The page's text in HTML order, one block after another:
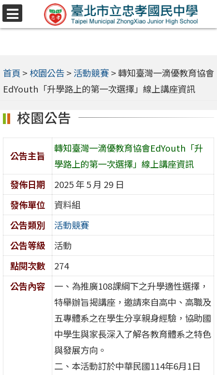
跳
至
內
容
選
首頁 > 校園公告>活動競賽 >轉知臺灣一滴優教育協會
EdYouth「升學路上的第一次選擇」線上講座資訊
校園公告
公告主旨
轉知臺灣一滴優教育協會EdYouth「升
學路上的第一次選擇」線上講座資訊
發佈日期
2025 年 5 月 29 日
發佈單位
資料組
公告類別
活動競賽
公告等級
活動
點閱次數
274
公告內容
一、為推廣108課綱下之升學適性選擇，
特舉辦旨揭講座，邀請來自高中、高職及
五專體系之在學生分享親身經驗，協助國
中學生與家長深入了解各教育體系之特色
與發展方向。
二、本活動訂於中華民國114年6月1日